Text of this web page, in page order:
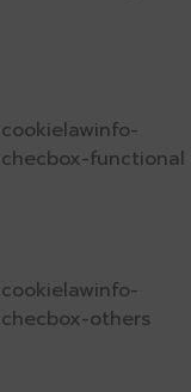
cookielawinfo-
checbox-functional
cookielawinfo-
checbox-others